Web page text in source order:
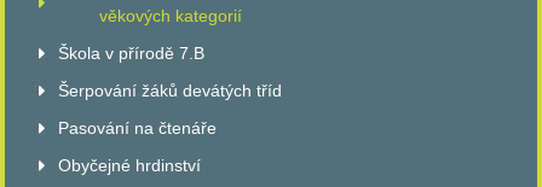
věkových kategorií
Škola v přírodě 7.B
Šerpování žáků devátých tříd
Pasování na čtenáře
Obyčejné hrdinství